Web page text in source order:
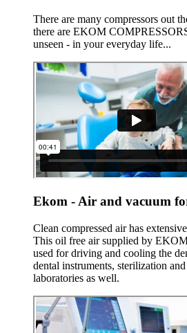
There are many compressors out
there are EKOM
unseen - in your everyday life...
Ekom - Air and vacuum
Clean compressed air has
This oil free air supplied by
used for driving and cooling the
dental instruments, sterilization
laboratories as well.